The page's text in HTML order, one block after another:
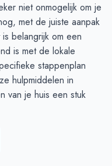
niet onmogelijk om je
met de juiste aanpak
belangrijk om een
is met de lokale
stappenplan
hulpmiddelen in
van je huis een stuk